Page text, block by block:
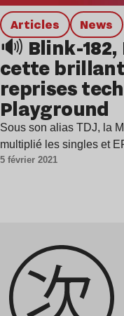
Articles news
🔊 Blink-182,
cette
reprises
Playground
Sous son alias TDJ, la
multiplié les singles et
5 février 2021